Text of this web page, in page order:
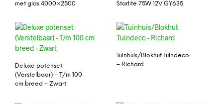
met glas 4000×2500
Starlite 75W 12V GY6.35
Deluxe potenset
(Verstelbaar) – T/m 100
cm breed – Zwart
Tuinhuis/Blokhut Tuindeco
– Richard